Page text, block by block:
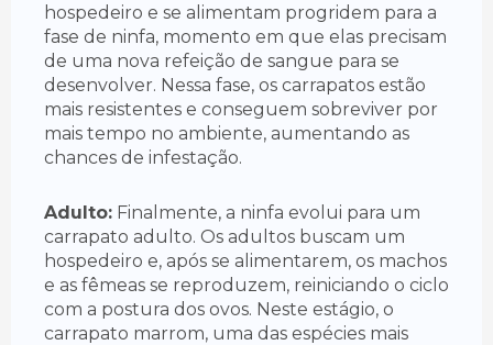
hospedeiro e se alimentam progridem para a
fase de ninfa, momento em que elas precisam
de uma nova refeição de sangue para se
desenvolver. Nessa fase, os carrapatos estão
mais resistentes e conseguem sobreviver por
mais tempo no ambiente, aumentando as
chances de infestação.
Adulto: Finalmente, a ninfa evolui para um
carrapato adulto. Os adultos buscam um
hospedeiro e, após se alimentarem, os machos
e as fêmeas se reproduzem, reiniciando o ciclo
com a postura dos ovos. Neste estágio, o
carrapato marrom, uma das espécies mais